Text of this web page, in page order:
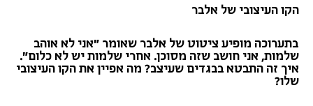
הקו העיצובי של אלבר
בתערוכה מופיע ציטוט של אלבר שאומר ״אני לא אוהב
שלמות, אני חושב שזה מסוכן. אחרי שלמות יש לא כלום״.
איך זה התבטא בבגדים שעיצב? מה אפיין את הקו העיצובי
שלו?